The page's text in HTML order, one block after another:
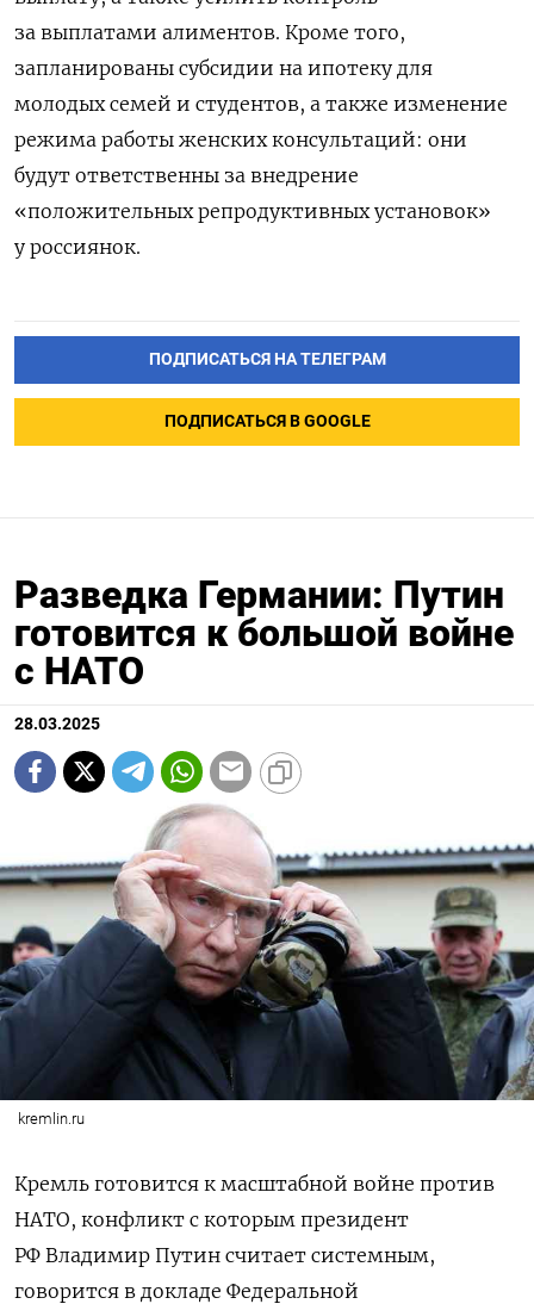
за выплатами алиментов. Кроме того,
запланированы субсидии на ипотеку для
молодых семей и студентов, а также изменение
режима работы женских консультаций: они
будут ответственны за внедрение
«положительных репродуктивных установок»
у россиянок.
ПОДПИСАТЬСЯ НА ТЕЛЕГРАМ
ПОДПИСАТЬСЯ В GOOGLE
Разведка Германии: Путин
готовится к большой войне
с НАТО
28.03.2025
kremlin.ru
Кремль готовится к масштабной войне против
НАТО, конфликт с которым президент
РФ Владимир Путин считает системным,
говорится в докладе Федеральной